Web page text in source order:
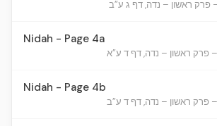
Nidah - Page 4a
Nidah - Page 4b